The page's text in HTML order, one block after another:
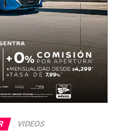
Luis Ángel “Tala” Rangel
atajada, manteniendo la
adelantó líneas y buscó
pero careció de
por su parte, optó por
espacios al contragolpe.
expulsión de Piero
tras una revisión del VAR,
VIDEOS